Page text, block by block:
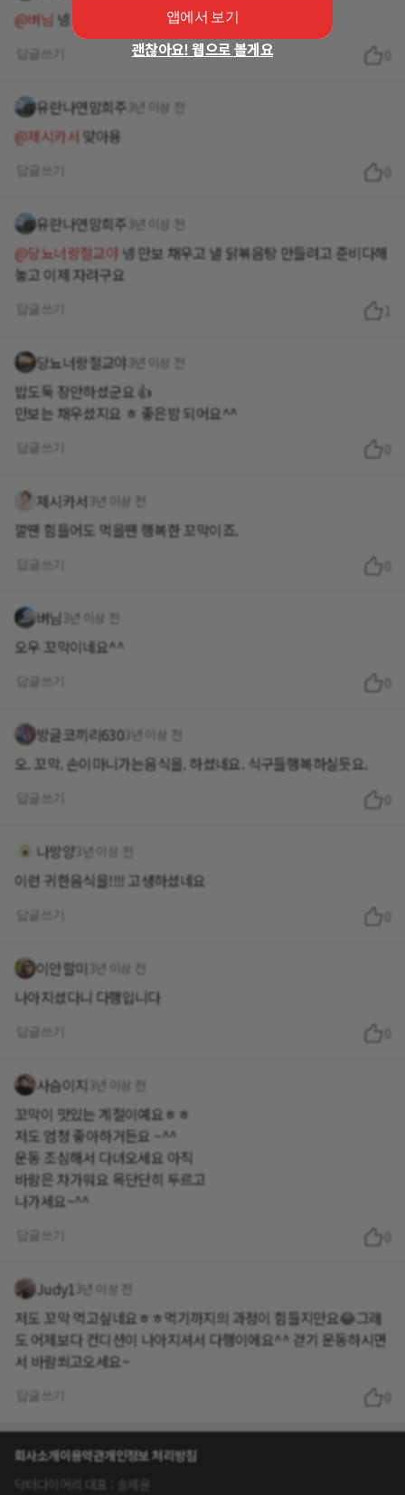
@벼님 넹 유일하게 좋아하는 조개류중 하나입니당
유란나연맘희주 3년 이상 전
@제시카서 맞아용
유란나연맘희주 3년 이상 전
@당뇨너랑절교야 넹 만보 채우고 낼 닭볶음탕 만들려고 준비다해
놓고 이제 자려구요
1
당뇨너랑절교야 3년 이상 전
밥도둑 장만하셨군요 👍
만보는 채우셨지요 ㅎ 좋은밤 되어요^^
제시카서 3년 이상 전
깔땐 힘들어도 먹을땐 행복한 꼬막이죠.
벼님 3년 이상 전
오우 꼬막이네요^^
방글코끼리6303년 이상 전
오. 꼬막. 손이마니가는음식을. 하셨네요. 식구들행복하실듯요.
나방양 3년 이상 전
이런 귀한음식을!!!! 고생하셨네요
이안할미 3년 이상 전
나아지셨다니 다행입니다
사슴이지 3년 이상 전
꼬막이 맛있는 계절이예요ㅎㅎ
저도 엄청 좋아하거든요 ~^^
운동 조심해서 다녀오세요 아직
바람은 차가워요 목단단히 두르고
나가세요~^^
Judy1 3년 이상 전
저도 꼬막 먹고싶네요ㅎㅎ먹기까지의 과정이 힘들지만요😂그래
도 어제보다 컨디션이 나아지셔서 다행이에요^^ 걷기 운동하시면
서 바람쐬고오세요~
회사소개이용약관개인정보 처리방침
닥터다이어리 대표 : 송제윤
앱에서 보기
괜찮아요! 웹으로 볼게요